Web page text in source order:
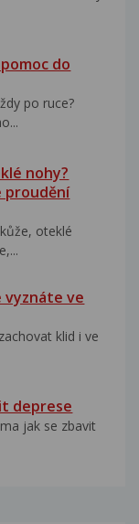
do
po ruce?
nohy?
proudění
oteklé
vyznáte ve
klid i ve
deprese
jak se zbavit